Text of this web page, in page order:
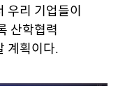
우리 기업들이
산학협력
계획이다.